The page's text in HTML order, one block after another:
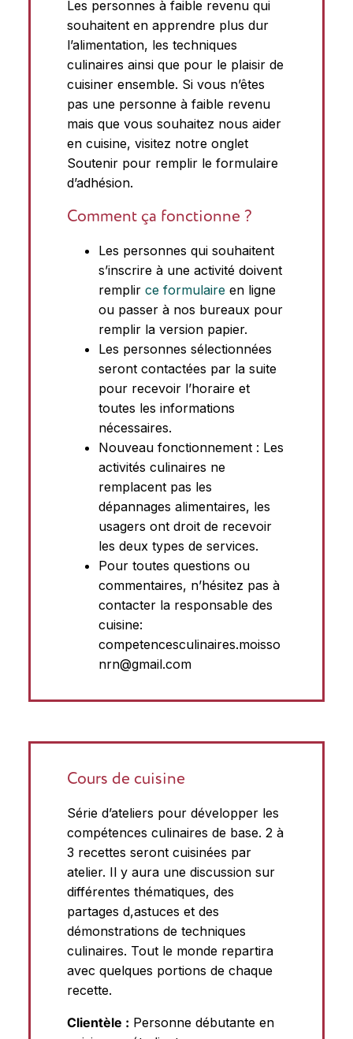
Les personnes à faible revenu qui
souhaitent en apprendre plus dur
l’alimentation, les techniques
culinaires ainsi que pour le plaisir de
cuisiner ensemble. Si vous n’êtes
pas une personne à faible revenu
mais que vous souhaitez nous aider
en cuisine, visitez notre onglet
Soutenir pour remplir le formulaire
d’adhésion.
Comment ça fonctionne ?
Les personnes qui souhaitent
s’inscrire à une activité doivent
remplir ce formulaire en ligne
ou passer à nos bureaux pour
remplir la version papier.
Les personnes sélectionnées
seront contactées par la suite
pour recevoir l’horaire et
toutes les informations
nécessaires.
Nouveau fonctionnement : Les
activités culinaires ne
remplacent pas les
dépannages alimentaires, les
usagers ont droit de recevoir
les deux types de services.
Pour toutes questions ou
commentaires, n’hésitez pas à
contacter la responsable des
cuisine:
competencesculinaires.moisso
nrn@gmail.com
Cours de cuisine
Série d’ateliers pour développer les
compétences culinaires de base. 2 à
3 recettes seront cuisinées par
atelier. Il y aura une discussion sur
différentes thématiques, des
partages d,astuces et des
démonstrations de techniques
culinaires. Tout le monde repartira
avec quelques portions de chaque
recette.
Clientèle : Personne débutante en